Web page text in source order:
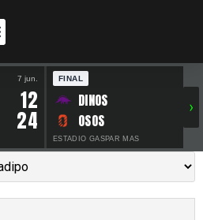
7 jun.
12
24
FINAL
DINOS
OSOS
ESTADIO GASPAR MAS
›